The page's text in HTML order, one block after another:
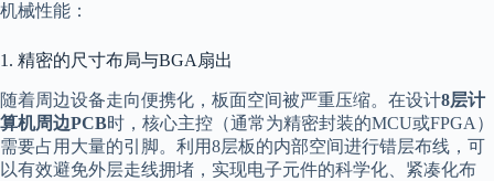
机械性能：
1. 精密的尺寸布局与BGA扇出
随着周边设备走向便携化，板面空间被严重压缩。在设计8层计
算机周边PCB时，核心主控（通常为精密封装的MCU或FPGA）
需要占用大量的引脚。利用8层板的内部空间进行错层布线，可
以有效避免外层走线拥堵，实现电子元件的科学化、紧凑化布